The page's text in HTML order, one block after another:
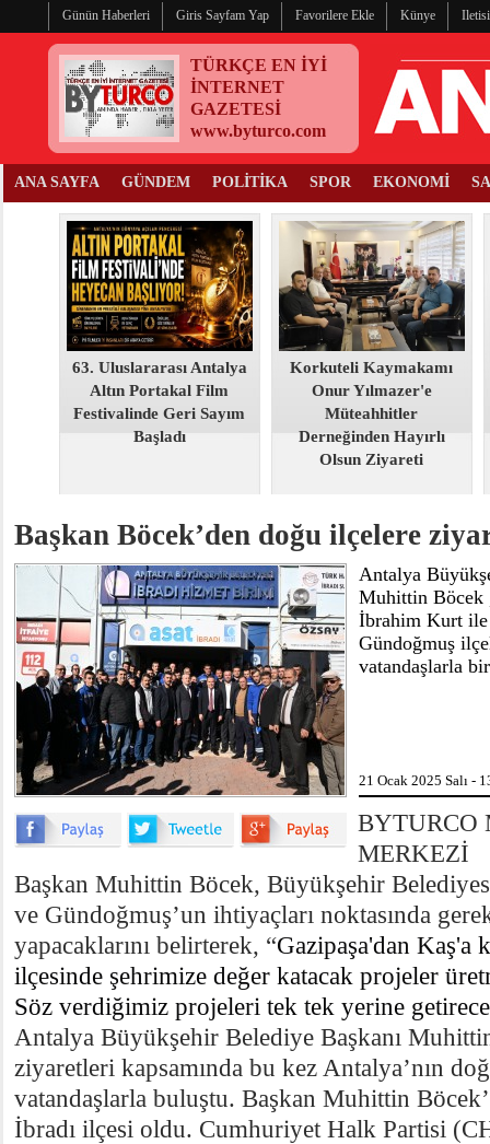
Günün Haberleri Giris Sayfam Yap Favorilere Ekle Künye
TÜRKÇE EN İYİ
İNTERNET
GAZETESİ
www.byturco.com
ANA SAYFA GÜNDEM POLİTİKA SPOR EKONOMİ
63. Uluslararası Antalya
Altın Portakal Film
Festivalinde Geri Sayım
Başladı
Korkuteli Kaymakamı
Onur Yılmazer'e
Müteahhitler
Derneğinden Hayırlı
Olsun Ziyareti
Başkan Böcek’den doğu ilçelere
Antalya
Muhittin Böcek
İbrahim Kurt
Gündoğmuş
vatandaşlarla
21 Ocak 2025 Salı -
BYTURCO
MERKEZİ
Başkan Muhittin Böcek, Büyükşehir
ve Gündoğmuş’un ihtiyaçları noktasında
yapacaklarını belirterek, “Gazipaşa'dan Kaş'a
ilçesinde şehrimize değer katacak projeler
Söz verdiğimiz projeleri tek tek yerine
Antalya Büyükşehir Belediye Başkanı
ziyaretleri kapsamında bu kez Antalya’nın
vatandaşlarla buluştu. Başkan Muhittin
İbradı ilçesi oldu. Cumhuriyet Halk Partisi